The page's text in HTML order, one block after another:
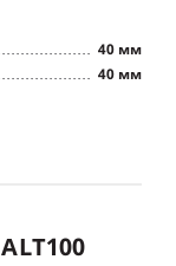
40 мм
40 мм
ALT100